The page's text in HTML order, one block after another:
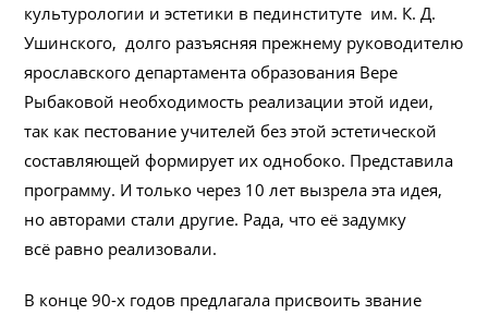
культурологии и эстетики в пединституте им. К. Д.
Ушинского, долго разъясняя прежнему руководителю
ярославского департамента образования Вере
Рыбаковой необходимость реализации этой идеи,
так как пестование учителей без этой эстетической
составляющей формирует их однобоко. Представила
программу. И только через 10 лет вызрела эта идея,
но авторами стали другие. Рада, что её задумку
всё равно реализовали.
В конце 90-х годов предлагала присвоить звание